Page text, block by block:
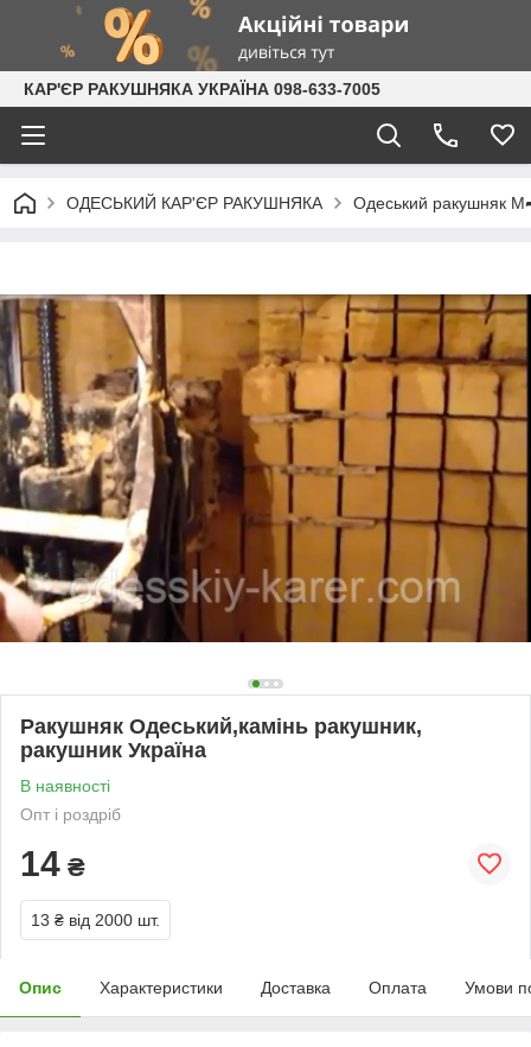
КАР'ЄР РАКУШНЯКА УКРАЇНА 098-633-7005
ОДЕСЬКИЙ КАР'ЄР РАКУШНЯКА Одеський ракушняк
Ракушняк Одеський,камінь ракушник,
ракушник Україна
В наявності
Опт і роздріб
14 ₴
13 ₴ від 2000 шт.
Опис Характеристики Доставка Оплата Умови